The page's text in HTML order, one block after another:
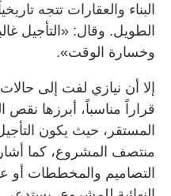
البناء والعقارات تتجه
الطويل. وقال: «التأجيل
وخسارة الوقت».
إلا أن نيازي لفت إلى
قراراً مناسباً، أبرزها نقص
المستقر، حيث يكون
منتصف المشروع، كما
التصاميم والمخططات أو